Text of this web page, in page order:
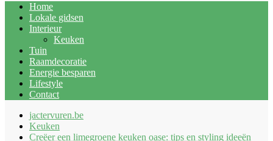
Home
Lokale gidsen
Interieur
Keuken
Tuin
Raamdecoratie
Energie besparen
Lifestyle
Contact
jactervuren.be
Keuken
Creëer een limegroene keuken oase: tips en styling ideeën